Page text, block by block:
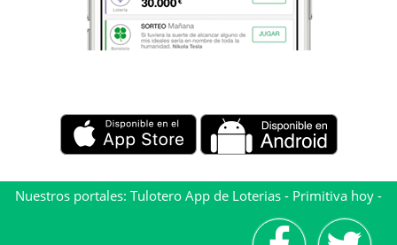
Nuestros portales: Tulotero App de Loterias - Primitiva hoy -